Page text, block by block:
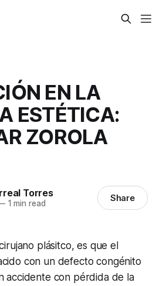
EN LA
ESTÉTICA:
ZOROLA
Torres
1 min read Share
plásitco, es que el
con un defecto congénito
accidente con pérdida de la